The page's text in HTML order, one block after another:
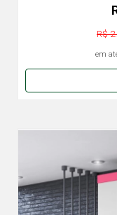
R$
em